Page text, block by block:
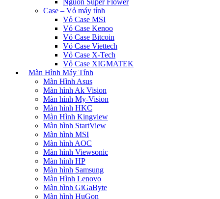
Nguồn Super Flower
Case – Vỏ máy tính
Vỏ Case MSI
Vỏ Case Kenoo
Vỏ Case Bitcoin
Vỏ Case Viettech
Vỏ Case X-Tech
Vỏ Case XIGMATEK
Màn Hình Máy Tính
Màn Hình Asus
Màn hình Ak Vision
Màn hình My-Vision
Màn hình HKC
Màn Hình Kingview
Màn hình StartView
Màn hình MSI
Màn hình AOC
Màn hình Viewsonic
Màn hình HP
Màn hình Samsung
Màn Hình Lenovo
Màn hình GiGaByte
Màn hình HuGon